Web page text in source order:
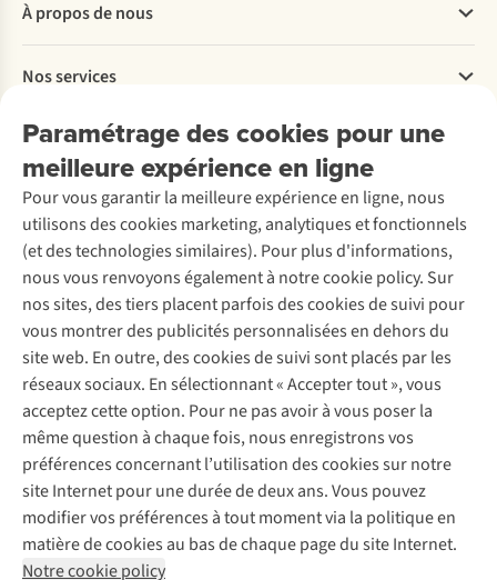
Paramétrage des cookies pour une
meilleure expérience en ligne
Pour vous garantir la meilleure expérience en ligne, nous
utilisons des cookies marketing, analytiques et fonctionnels
(et des technologies similaires). Pour plus d'informations,
nous vous renvoyons également à notre cookie policy. Sur
nos sites, des tiers placent parfois des cookies de suivi pour
vous montrer des publicités personnalisées en dehors du
site web. En outre, des cookies de suivi sont placés par les
réseaux sociaux. En sélectionnant « Accepter tout », vous
acceptez cette option. Pour ne pas avoir à vous poser la
même question à chaque fois, nous enregistrons vos
préférences concernant l’utilisation des cookies sur notre
site Internet pour une durée de deux ans. Vous pouvez
modifier vos préférences à tout moment via la politique en
matière de cookies au bas de chaque page du site Internet.
Notre cookie policy
Commander
Payer
Livraison
Rétractation d'une commande
Entretien & réparations
Garantie
Contactez-nous
À propos de nous
Explore More
À propos d’Ayacucho
Nos magasins
À propos d’A.S.Adventure
Déclaration d'accessibilité
Nos services
Location / Location sports d’hiver
Entretien de ski
Service de lavage
Entretien de chaussures
Réparation de chaussures
Réparation de vêtements
Retouches
Pour les entreprises
Découvrez
A.S.Magazine
Explore Camp
Gear Check
Expertise & conseils
Abonnez-vous à la newsletter
Suivez-nous
Mentions légales
Politique de confidentialité
Conditions générales
Cookie Policy